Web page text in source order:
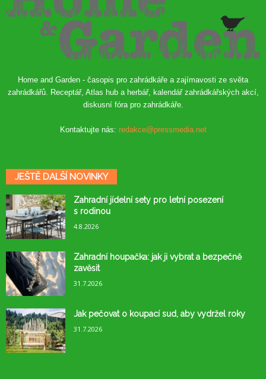
Home and Garden - časopis pro zahrádkáře a zajímavosti ze světa
zahrádkářů. Receptář, Atlas hub a herbář, kalendář zahrádkářských akcí,
diskusní fóra pro zahrádkáře.
Kontaktujte nás: redakce@pressmedia.net
JEŠTĚ DALŠÍ NOVINKY
Zahradní jídelní sety pro letní posezení
s rodinou
4.8.2026
Zahradní houpačka: jak ji vybrat a bezpečně
zavěsit
31.7.2026
Jak pečovat o koupací sud, aby vydržel roky
31.7.2026